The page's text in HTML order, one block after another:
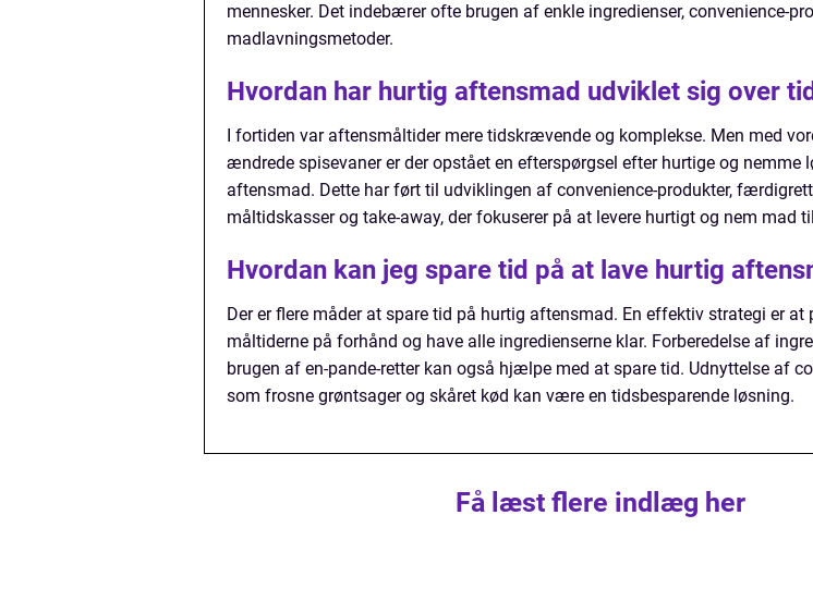
mennesker. Det indebærer ofte brugen af enkle ingredienser, convenience-
madlavningsmetoder.
Hvordan har hurtig aftensmad udviklet sig over
I fortiden var aftensmåltider mere tidskrævende og komplekse. Men med
ændrede spisevaner er der opstået en efterspørgsel efter hurtige og nemme
aftensmad. Dette har ført til udviklingen af convenience-produkter,
måltidskasser og take-away, der fokuserer på at levere hurtigt og nem mad
Hvordan kan jeg spare tid på at lave hurtig
Der er flere måder at spare tid på hurtig aftensmad. En effektiv strategi er
måltiderne på forhånd og have alle ingredienserne klar. Forberedelse af
brugen af en-pande-retter kan også hjælpe med at spare tid. Udnyttelse af
som frosne grøntsager og skåret kød kan være en tidsbesparende løsning.
Få læst flere indlæg her